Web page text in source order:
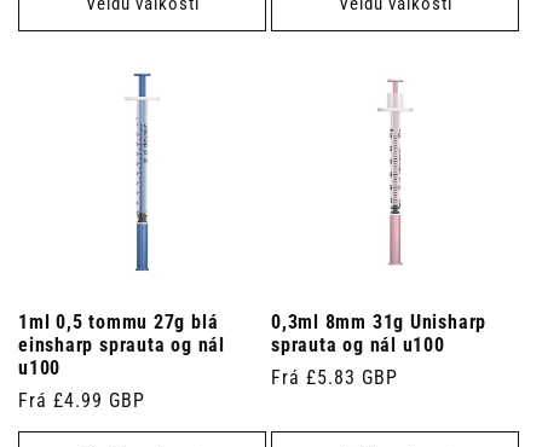
1ml 0,5 tommu 27g blá
einsharp sprauta og nál
u100
Venjulegt
verð
Frá £4.99 GBP
0,3ml 8mm 31g Unisharp
sprauta og nál u100
Venjulegt
Frá £5.83 GBP